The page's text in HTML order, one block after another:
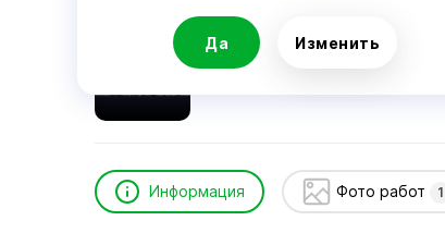
Да Изменить
Аловуддин
Информация Фото работ 1